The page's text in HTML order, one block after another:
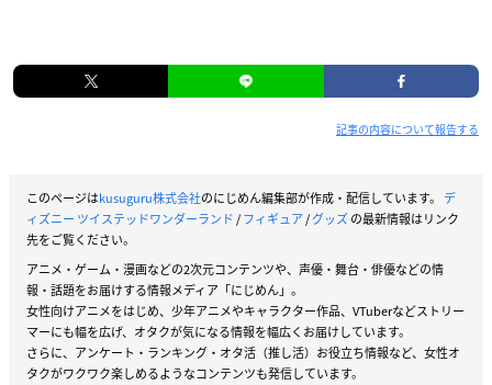
記事の内容について報告する
このページはkusuguru株式会社のにじめん編集部が作成・配信しています。 デ
ィズニー ツイステッドワンダーランド/フィギュア/グッズの最新情報はリンク
先をご覧ください。
アニメ・ゲーム・漫画などの2次元コンテンツや、声優・舞台・俳優などの情
報・話題をお届けする情報メディア「にじめん」。
女性向けアニメをはじめ、少年アニメやキャラクター作品、VTuberなどストリー
マーにも幅を広げ、オタクが気になる情報を幅広くお届けしています。
さらに、アンケート・ランキング・オタ活（推し活）お役立ち情報など、女性オ
タクがワクワク楽しめるようなコンテンツも発信しています。